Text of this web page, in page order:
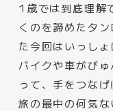
1歳では到底理解
くのを諦めたタ
た今回はいっしょ
バイクや車がび
って、手をつなげ
旅の最中の何気